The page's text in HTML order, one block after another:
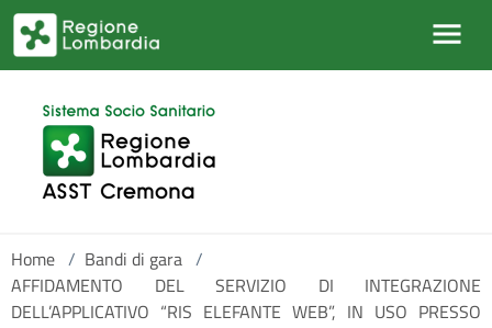
Salta al contenuto principale
Home / Bandi di gara /
AFFIDAMENTO DEL SERVIZIO DI INTEGRAZIONE
DELL’APPLICATIVO “RIS ELEFANTE WEB”, IN USO PRESSO